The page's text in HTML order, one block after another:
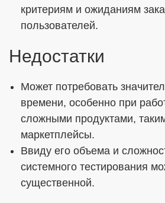
критериям и ожиданиям
пользователей.
Недостатки
Может потребовать
времени, особенно при
сложными продуктами,
маркетплейсы.
Ввиду его объема и
системного тестирования
существенной.